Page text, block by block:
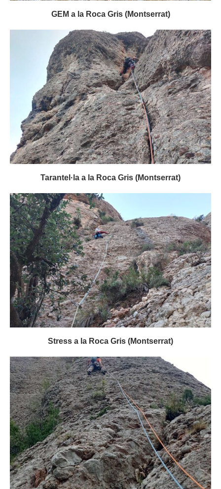
GEM a la Roca Gris (Montserrat)
Tarantel·la a la Roca Gris (Montserrat)
Stress a la Roca Gris (Montserrat)